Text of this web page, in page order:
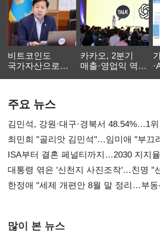
비트코인도
국가자산으로…'
카카오, 2분기
매출·영업익 역대
주요 뉴스
김민석, 강원·대구·경북서 48.54%…1
최민희 "골리앗 김민석"…임미애 "부끄
ISA부터 결혼 페널티까지…2030 지지
챙기기'
대통령 엮은 '신천지 사진조작'…친명 "
한정애 "세제 개편안 8월 말 정리…부
많이 본 뉴스